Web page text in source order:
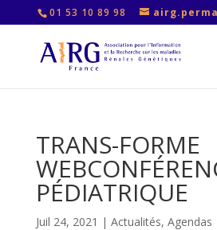
01 53 10 89 98
TRANS-FORME
PÉDIATRIQUE
Juil 24, 2021 | Actualités, Agendas